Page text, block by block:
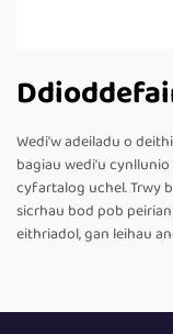
Wedi'w adeiladu o
bagiau wedi'u
cyfartalog uchel. Trwy
sicrhau bod pob
eithriadol, gan leihau